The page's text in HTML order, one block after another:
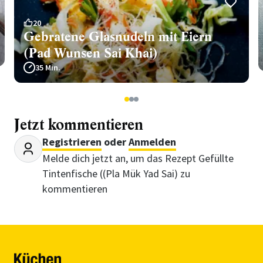
20
Gebratene Glasnudeln mit Eiern
(Pad Wunsen Sai Khai)
35 Min.
123
Jetzt kommentieren
Registrieren oderAnmelden
Melde dich jetzt an, um das Rezept Gefüllte
Tintenfische ((Pla Mük Yad Sai) zu
kommentieren